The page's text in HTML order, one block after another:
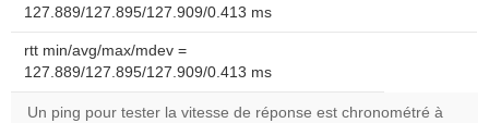
127.889/127.895/127.909/0.413 ms
rtt min/avg/max/mdev =
127.889/127.895/127.909/0.413 ms
Un ping pour tester la vitesse de réponse est chronométré à